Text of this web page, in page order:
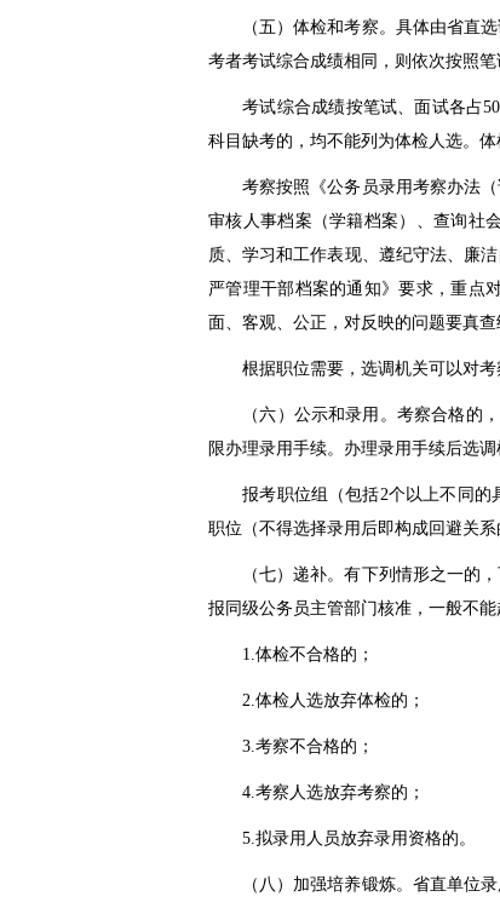
（五）体检和考察。具体由省直选
考者考试综合成绩相同，则依次按照
考试综合成绩按笔试、面试各占
科目缺考的，均不能列为体检人选。
考察按照《公务员录用考察办法（
审核人事档案（学籍档案）、查询社
质、学习和工作表现、遵纪守法、廉
严管理干部档案的通知》要求，重点
面、客观、公正，对反映的问题要真查
根据职位需要，选调机关可以对考
（六）公示和录用。考察合格的，
限办理录用手续。办理录用手续后选
报考职位组（包括2个以上不同的
职位（不得选择录用后即构成回避关系
（七）递补。有下列情形之一的，
报同级公务员主管部门核准，一般不能
1.体检不合格的；
2.体检人选放弃体检的；
3.考察不合格的；
4.考察人选放弃考察的；
5.拟录用人员放弃录用资格的。
（八）加强培养锻炼。省直单位录